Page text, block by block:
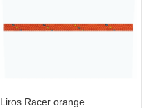
Liros Racer orange